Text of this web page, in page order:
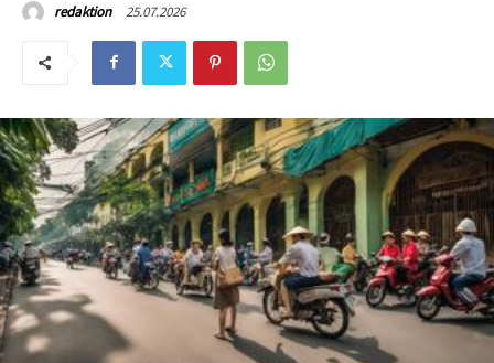
redaktion 25.07.2026